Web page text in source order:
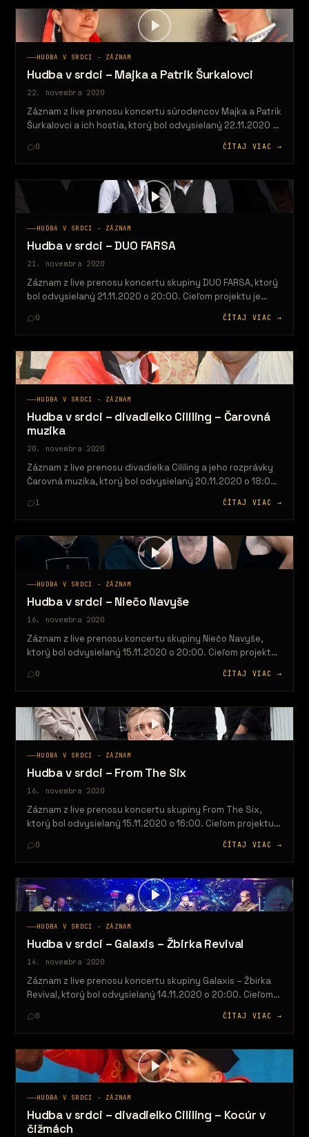
HUDBA V SRDCI - ZÁZNAM
Hudba v srdci – Majka a Patrik Šurkalovci
22. novembra 2020
Záznam z live prenosu koncertu súrodencov Majka a Patrik
Šurkalovci a ich hostia, ktorý bol odvysielaný 22.11.2020 o
0 ČÍTAJ VIAC →
HUDBA V SRDCI - ZÁZNAM
Hudba v srdci – DUO FARSA
21. novembra 2020
Záznam z live prenosu koncertu skupiny DUO FARSA, ktorý
bol odvysielaný 21.11.2020 o 20:00. Cieľom projektu je
0 ČÍTAJ VIAC →
HUDBA V SRDCI - ZÁZNAM
Hudba v srdci – divadielko Cililing – Čarovná
muzika
20. novembra 2020
Záznam z live prenosu divadielka Cililing a jeho rozprávky
Čarovná muzika, ktorý bol odvysielaný 20.11.2020 o 18:00.
1 ČÍTAJ VIAC →
HUDBA V SRDCI - ZÁZNAM
Hudba v srdci – Niečo Navyše
16. novembra 2020
Záznam z live prenosu koncertu skupiny Niečo Navyše,
ktorý bol odvysielaný 15.11.2020 o 20:00. Cieľom projektu
0 ČÍTAJ VIAC →
HUDBA V SRDCI - ZÁZNAM
Hudba v srdci – From The Six
16. novembra 2020
Záznam z live prenosu koncertu skupiny From The Six,
ktorý bol odvysielaný 15.11.2020 o 16:00. Cieľom projektu
0 ČÍTAJ VIAC →
HUDBA V SRDCI - ZÁZNAM
Hudba v srdci – Galaxis – Žbirka Revival
14. novembra 2020
Záznam z live prenosu koncertu skupiny Galaxis – Žbirka
Revival, ktorý bol odvysielaný 14.11.2020 o 20:00. Cieľom
0 ČÍTAJ VIAC →
HUDBA V SRDCI - ZÁZNAM
Hudba v srdci – divadielko Cililing – Kocúr v
čižmách